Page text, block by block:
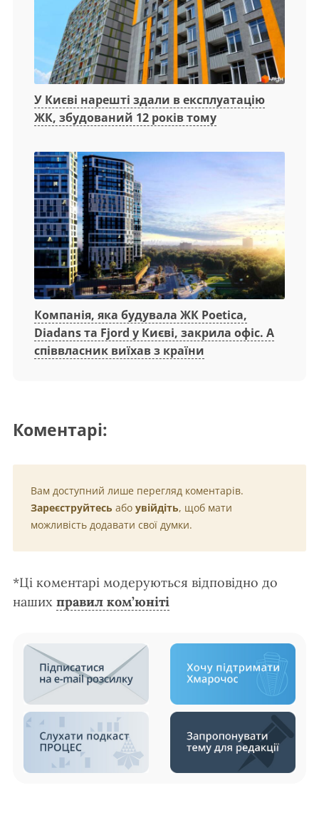
У Києві нарешті здали в експлуатацію
ЖК, збудований 12 років тому
Компанія, яка будувала ЖК Poetica,
Diadans та Fjord у Києві, закрила офіс. А
співвласник виїхав з країни
Коментарі:
Вам доступний лише перегляд коментарів.
Зареєструйтесь або увійдіть, щоб мати
можливість додавати свої думки.
*Ці коментарі модеруються відповідно до
наших правил ком’юніті